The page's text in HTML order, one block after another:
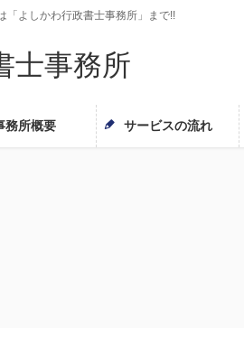
「よしかわ行政書士事務所」まで!!
士事務所
務所概要 サービスの流れ